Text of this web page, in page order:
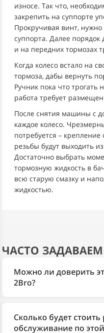
износе. Так что,
закрепить на суппорте
Прокручивая винт,
суппорта. Далее порядок
и на передних тормозах
Когда колесо встало на
тормоза, дабы вернуть
Ручник пока что трогать
работа требует
После снятия машины с
каждое колесо.
потребуется – крепление
резьбы будут выходить
Достаточно выбрать
тормозную жидкость в
всю старую смазку и
жидкостью.
ЧАСТО
Можно ли доверить
2Bro?
автомобилями Ford и
— от диагностики до
Сколько будет
обслуживание по